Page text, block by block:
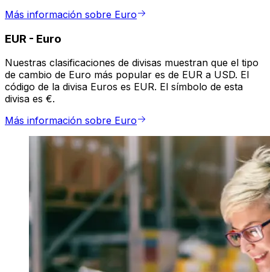
Más información sobre Euro
EUR - Euro
Nuestras clasificaciones de divisas muestran que el tipo
de cambio de Euro más popular es de EUR a USD. El
código de la divisa Euros es EUR. El símbolo de esta
divisa es €.
Más información sobre Euro